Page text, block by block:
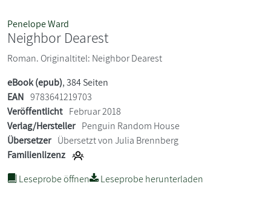
Penelope Ward
Neighbor Dearest
Roman. Originaltitel: Neighbor Dearest
eBook (epub), 384 Seiten
EAN 9783641219703
Veröffentlicht Februar 2018
Verlag/Hersteller Penguin Random House
Übersetzer Übersetzt von Julia Brennberg
Familienlizenz
Leseprobe öffnen
Leseprobe herunterladen